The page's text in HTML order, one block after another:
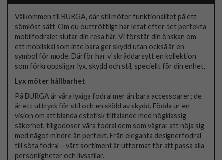
Välkommen till BURGA, där stil möter funktionalitet på ett
sömlöst sätt. Om du outtröttligt har letat efter det perfekta
mobilfodralet slutar din resa här. Vi förstår din önskan om
ett mobilskal som inte bara ger skydd utan också är en
symbol för mode. Därför har vi skräddarsytt en kollektion
som förkroppsligar lyx, skydd och stil, speciellt för din enhet.
Lyx möter hållbarhet
På BURGA är våra lyxiga fodral mer än bara accessoarer; de
är ett uttryck för stil och en sköld av skydd. Födda ur en
vision om att blanda estetisk tilltalande med högklassig
säkerhet, tillgodoser våra fodral dem som vägrar att nöja sig
med något mindre än perfekt. Från eleganta designerfodral
till söta fodral – vårt sortiment är utformat för att passa alla
personligheter och livsstilar.